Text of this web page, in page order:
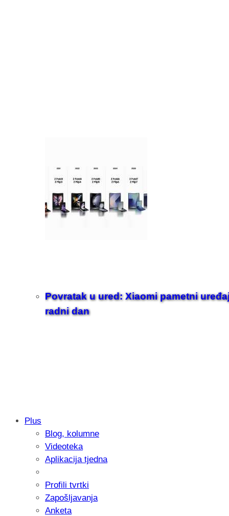
Povratak u ured: Xiaomi pametni
radni dan
Samsung otkrio kako je nastajala
donijelo tanje i izdržljivije preklopne
Plus
Blog, kolumne
Videoteka
Aplikacija tjedna
Profili tvrtki
Zapošljavanja
Anketa